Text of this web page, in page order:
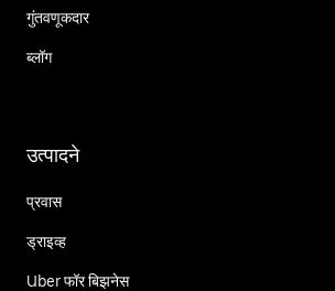
गुंतवणूकदार
ब्लॉग
उत्पादने
प्रवास
ड्राइव्ह
Uber फॉर बिझनेस